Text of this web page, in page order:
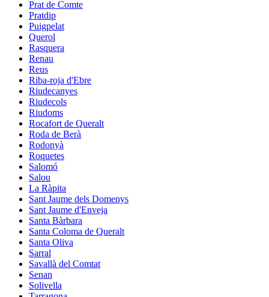
Prat de Comte
Pratdip
Puigpelat
Querol
Rasquera
Renau
Reus
Riba-roja d'Ebre
Riudecanyes
Riudecols
Riudoms
Rocafort de Queralt
Roda de Berà
Rodonyà
Roquetes
Salomó
Salou
La Ràpita
Sant Jaume dels Domenys
Sant Jaume d'Enveja
Santa Bàrbara
Santa Coloma de Queralt
Santa Oliva
Sarral
Savallà del Comtat
Senan
Solivella